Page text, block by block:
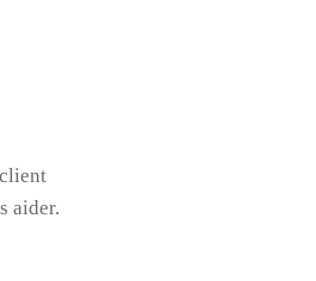
aider.